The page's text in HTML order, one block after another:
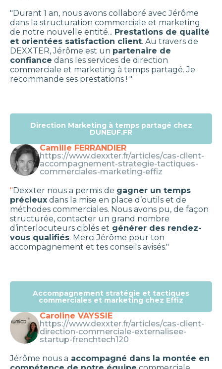
"Durant 1 an, nous avons collaboré avec Jérôme
dans la structuration commerciale et marketing
de notre nouvelle entité... Prestations de qualité
et orientées satisfaction client. Au travers de
DEXXTER, Jérôme est un partenaire de
confiance dans les services de direction
commerciale et marketing à temps partagé. Je
recommande ses prestations ! "
Direction Marketing à temps partagé chez
DUNEUF.FR
Camille FERRANDIER
https://www.dexxter.fr/articles/cas-client-
accompagnement-strategie-tactiques-
commerciales-marketing-effiz
"Dexxter nous a permis de gagner un temps
précieux dans la mise en place d’outils et de
méthodes commerciales. Nous avons pu, de façon
structurée, contacter un grand nombre
d’interlocuteurs ciblés et générer des rendez-
vous qualifiés. Merci Jérôme pour ton
accompagnement et tes conseils avisés."
Accompagnement stratégie et tactiques
commerciales et marketing chez Effiz
Caroline VAYSSIE
https://www.dexxter.fr/articles/cas-client-
direction-commerciale-externalisee-
startup-frenchtech120
Jérôme nous a accompagné dans la montée en